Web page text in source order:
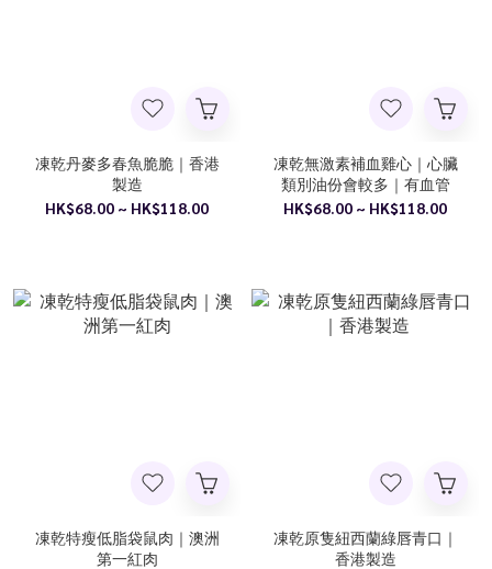
凍乾丹麥多春魚脆脆｜香港
製造
HK$68.00 ~ HK$118.00
凍乾無激素補血雞心｜心臟
類別油份會較多｜有血管
HK$68.00 ~ HK$118.00
凍乾特瘦低脂袋鼠肉｜澳洲
第一紅肉
凍乾原隻紐西蘭綠唇青口｜
香港製造